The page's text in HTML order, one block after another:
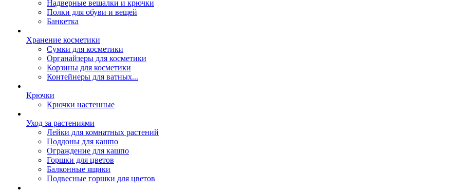
Надверные вешалки и крючки
Полки для обуви и вещей
Банкетка
Хранение косметики
Сумки для косметики
Органайзеры для косметики
Корзины для косметики
Контейнеры для ватных...
Крючки
Крючки настенные
Уход за растениями
Лейки для комнатных растений
Поддоны для кашпо
Ограждение для кашпо
Горшки для цветов
Балконные ящики
Подвесные горшки для цветов